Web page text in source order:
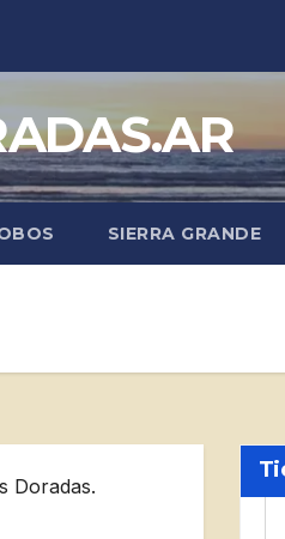
SIERRA GRANDE
Doradas.